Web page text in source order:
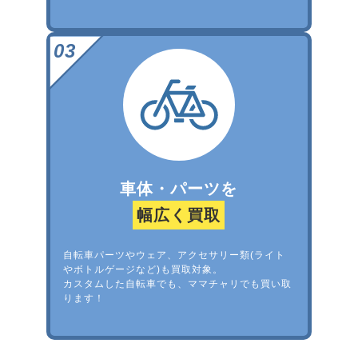
車体・パーツを
幅広く買取
自転車パーツやウェア、アクセサリー類(ライト
やボトルゲージなど)も買取対象。
カスタムした自転車でも、ママチャリでも買い取
ります！